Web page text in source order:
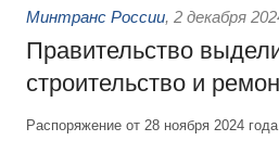
Минтранс России, 2 декабря
Правительство
строительство и
Распоряжение от 28 ноября 2024